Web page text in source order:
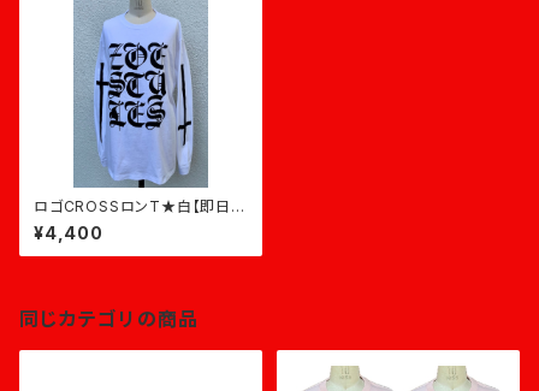
ロゴCROSSロンT★白【即日発
送】
¥4,400
同じカテゴリの商品